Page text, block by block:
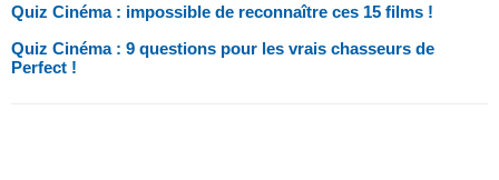
Quiz Cinéma : impossible de reconnaître ces 15 films !
Quiz Cinéma : 9 questions pour les vrais chasseurs de
Perfect !